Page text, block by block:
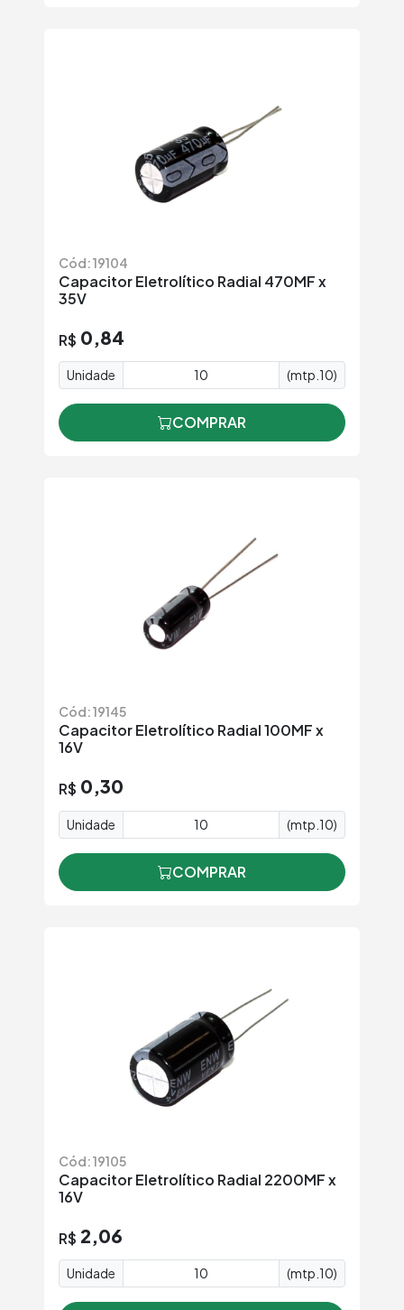
Cód: 19104
Capacitor Eletrolítico Radial 470MF x
35V
R$ 0,84
Unidade (mtp.10)
COMPRAR
Cód: 19145
Capacitor Eletrolítico Radial 100MF x
16V
R$ 0,30
Unidade (mtp.10)
COMPRAR
Cód: 19105
Capacitor Eletrolítico Radial 2200MF x
16V
R$ 2,06
Unidade (mtp.10)